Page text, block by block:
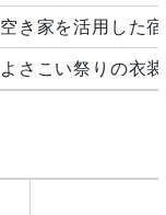
空き家を活用した
よさこい祭りの衣